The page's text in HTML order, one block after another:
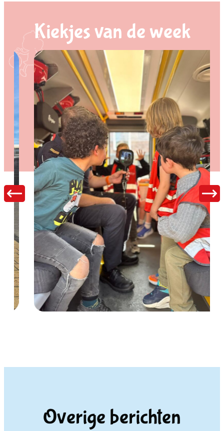
Kiekjes van de week
Overige berichten